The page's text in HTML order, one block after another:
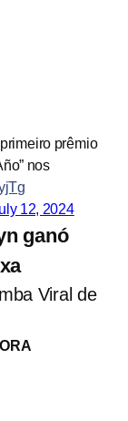
prêmio
nos
12, 2024
ganó
Viral de